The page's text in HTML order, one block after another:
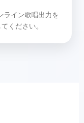
ライン歌唱出力を
ください。